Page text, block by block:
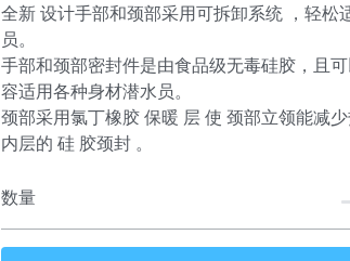
全新 设计手部和颈部采用可拆卸系统 ，轻松
员。
手部和颈部密封件是由食品级无毒硅胶，且
容适用各种身材潜水员。
颈部采用氯丁橡胶 保暖 层 使 颈部立领能减
内层的 硅 胶颈封 。
数量